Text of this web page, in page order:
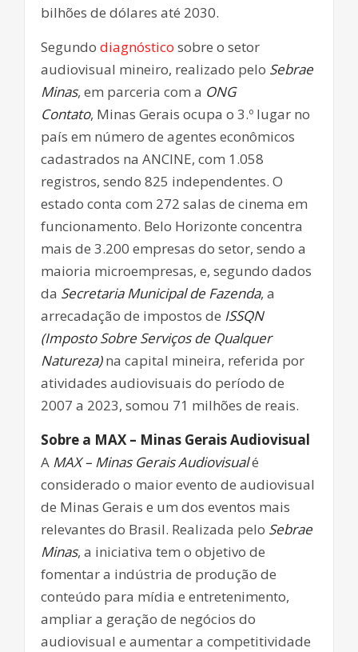
bilhões de dólares até 2030.
Segundo diagnóstico sobre o setor
audiovisual mineiro, realizado pelo Sebrae
Minas, em parceria com a ONG
Contato, Minas Gerais ocupa o 3.º lugar no
país em número de agentes econômicos
cadastrados na ANCINE, com 1.058
registros, sendo 825 independentes. O
estado conta com 272 salas de cinema em
funcionamento. Belo Horizonte concentra
mais de 3.200 empresas do setor, sendo a
maioria microempresas, e, segundo dados
da Secretaria Municipal de Fazenda, a
arrecadação de impostos de ISSQN
(Imposto Sobre Serviços de Qualquer
Natureza)na capital mineira, referida por
atividades audiovisuais do período de
2007 a 2023, somou 71 milhões de reais.
Sobre a MAX – Minas Gerais Audiovisual
A MAX – Minas Gerais Audiovisualé
considerado o maior evento de audiovisual
de Minas Gerais e um dos eventos mais
relevantes do Brasil. Realizada pelo Sebrae
Minas, a iniciativa tem o objetivo de
fomentar a indústria de produção de
conteúdo para mídia e entretenimento,
ampliar a geração de negócios do
audiovisual e aumentar a competitividade